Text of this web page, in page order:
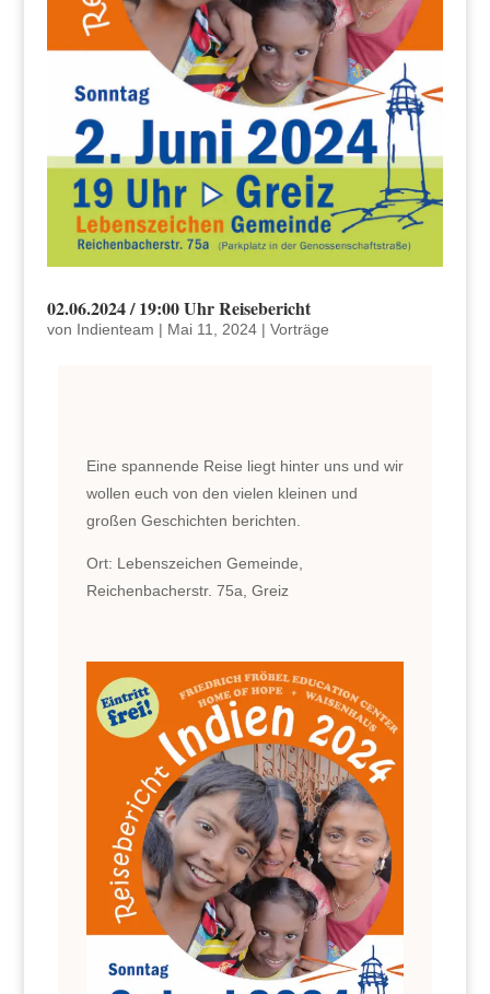
02.06.2024 / 19:00 Uhr Reisebericht
von Indienteam | Mai 11, 2024| Vorträge
Eine spannende Reise liegt hinter uns und wir
wollen euch von den vielen kleinen und
großen Geschichten berichten.
Ort: Lebenszeichen Gemeinde
Reichenbacherstr. 75a, Greiz